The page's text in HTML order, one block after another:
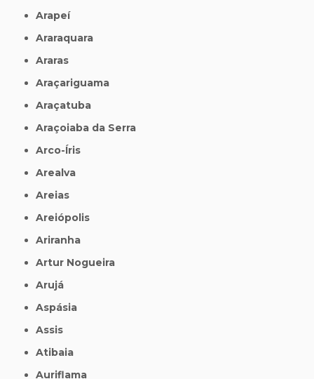
Arapeí
Araraquara
Araras
Araçariguama
Araçatuba
Araçoiaba da Serra
Arco-Íris
Arealva
Areias
Areiópolis
Ariranha
Artur Nogueira
Arujá
Aspásia
Assis
Atibaia
Auriflama